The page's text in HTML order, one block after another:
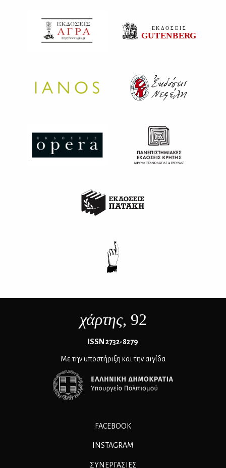
χάρτης, 92
ΙSSN 2732-8279
Με την υποστήριξη και την αιγίδα
FACEBOOK
INSTAGRAM
ΣΥΝΕΡΓΑΣΊΕΣ